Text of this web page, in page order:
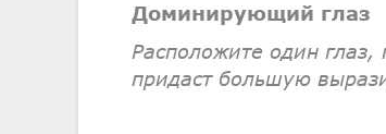
Доминирующий глаз
Расположите один
придаст большую